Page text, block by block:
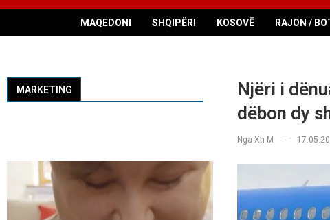
MAQEDONI SHQIPËRI KOSOVË RAJON /
Njëri i
dëbon dy
Nga Xh M
MARKETING